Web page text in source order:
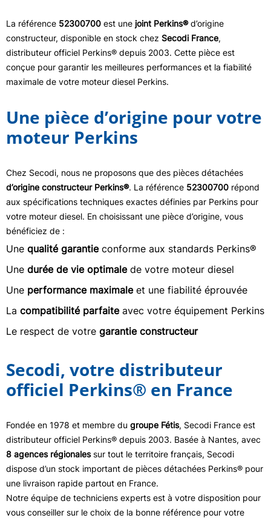
La référence 52300700 est une joint Perkins®d’origine
constructeur, disponible en stock chez Secodi France,
distributeur officiel Perkins® depuis 2003. Cette pièce est
conçue pour garantir les meilleures performances et la fiabilité
maximale de votre moteur diesel Perkins.
Une pièce d’origine pour votre
moteur Perkins
Chez Secodi, nous ne proposons que des pièces détachées
d’origine constructeur Perkins®. La référence 52300700 répond
aux spécifications techniques exactes définies par Perkins pour
votre moteur diesel. En choisissant une pièce d’origine, vous
bénéficiez de :
Une qualité garantieconforme aux standards Perkins®
Une durée de vie optimalede votre moteur diesel
Une performance maximaleet une fiabilité éprouvée
La compatibilité parfaiteavec votre équipement Perkins
Le respect de votre garantie constructeur
Secodi, votre distributeur
officiel Perkins® en France
Fondée en 1978 et membre du groupe Fétis, Secodi France est
distributeur officiel Perkins® depuis 2003. Basée à Nantes, avec
8 agences régionalessur tout le territoire français, Secodi
dispose d’un stock important de pièces détachées Perkins® pour
une livraison rapide partout en France.
Notre équipe de techniciens experts est à votre disposition pour
vous conseiller sur le choix de la bonne référence pour votre